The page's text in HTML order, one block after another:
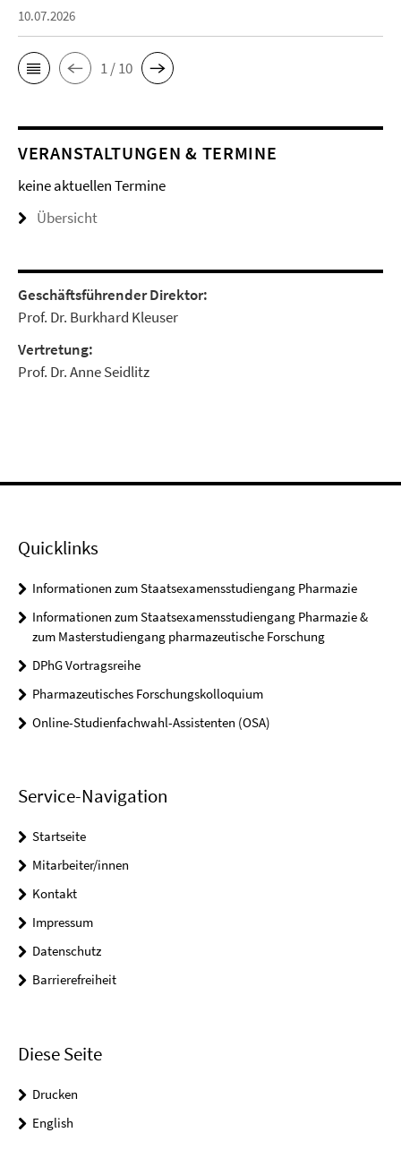
10.07.2026
1 / 10
VERANSTALTUNGEN & TERMINE
keine aktuellen Termine
Übersicht
Geschäftsführender Direktor:
Prof. Dr. Burkhard Kleuser
Vertretung:
Prof. Dr. Anne Seidlitz
Quicklinks
Informationen zum Staatsexamensstudiengang Pharmazie
Informationen zum Staatsexamensstudiengang Pharmazie &
zum Masterstudiengang pharmazeutische Forschung
DPhG Vortragsreihe
Pharmazeutisches Forschungskolloquium
Online-Studienfachwahl-Assistenten (OSA)
Service-Navigation
Startseite
Mitarbeiter/innen
Kontakt
Impressum
Datenschutz
Barrierefreiheit
Diese Seite
Drucken
English